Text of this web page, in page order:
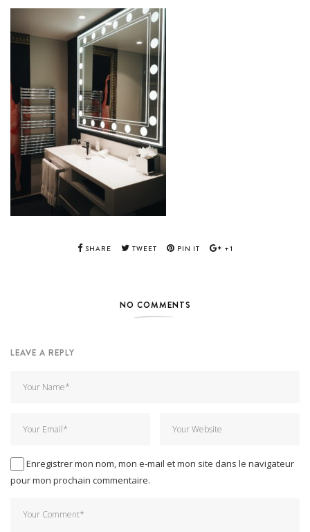
SHARE TWEET PIN IT +1
NO COMMENTS
LEAVE A REPLY
Enregistrer mon nom, mon e-mail et mon site dans le navigateur
pour mon prochain commentaire.